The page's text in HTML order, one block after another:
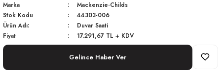
Marka
Mackenzie-Childs
Stok Kodu
44303-006
Ürün Adı:
Duvar Saati
Fiyat
17.291,67 TL + KDV
Gelince Haber Ver